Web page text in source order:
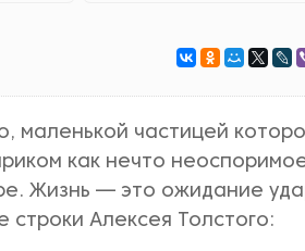
маленькой частицей
как нечто
Жизнь — это ожидание
строки Алексея Толстого: